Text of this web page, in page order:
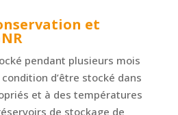
et
pendant plusieurs mois
d’être stocké dans
et à des températures
de stockage de